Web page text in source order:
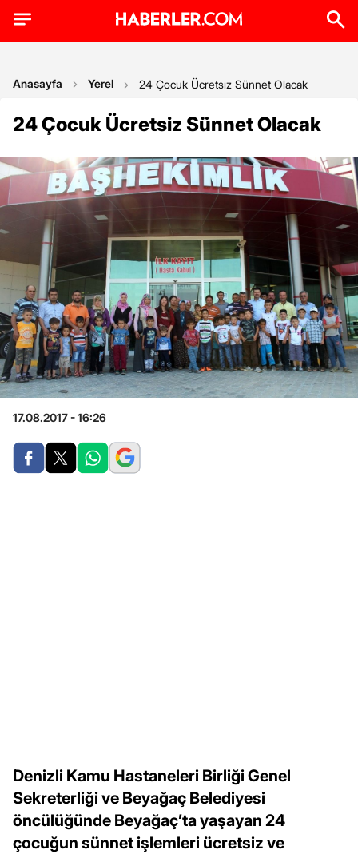
Anasayfa Yerel 24 Çocuk Ücretsiz Sünnet Olacak
24 Çocuk Ücretsiz Sünnet Olacak
17.08.2017 - 16:26
Denizli Kamu Hastaneleri Birliği Genel
Sekreterliği ve Beyağaç Belediyesi
öncülüğünde Beyağaç’ta yaşayan 24
çocuğun sünnet işlemleri ücretsiz ve